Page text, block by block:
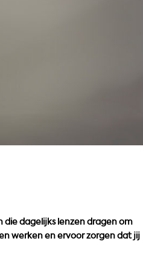
die dagelijks lenzen dragen om
werken en ervoor zorgen dat jij